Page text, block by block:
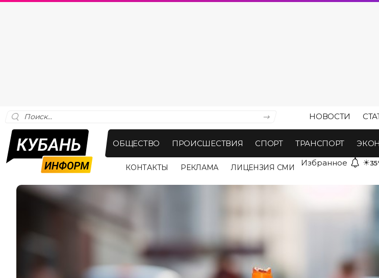
НОВОСТИ
ОБЩЕСТВО ПРОИСШЕСТВИЯ СПОРТ ТРАНСПОРТ
КОНТАКТЫ РЕКЛАМА ЛИЦЕНЗИЯ СМИ Избранное ☀